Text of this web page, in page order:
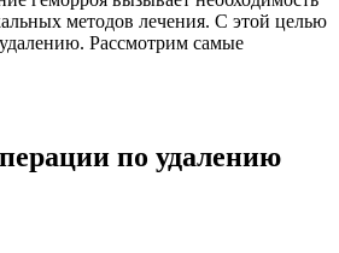
методов лечения. С этой целью
Рассмотрим самые
по удалению